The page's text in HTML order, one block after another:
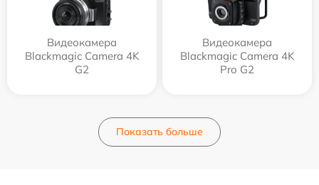
Видеокамера
Blackmagic Camera 4K
G2
Видеокамера
Blackmagic Camera 4K
Pro G2
Показать больше